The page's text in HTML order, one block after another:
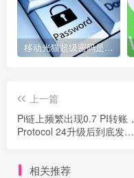
移动光猫超级密码是多少？移动光猫超级管理员后台账号与密码
上一篇
Pi链上频繁出现0.7 PI转账，
Protocol 24升级后到底发生
相关推荐